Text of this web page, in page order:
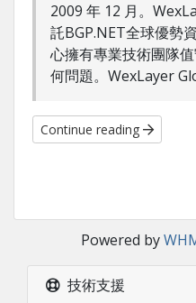
2009 年 12 月。
託BGP.NET全球優勢
心擁有專業技術團隊
何問題。WexLayer
Continue reading
Powered by
技術支援